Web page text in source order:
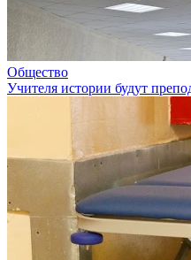
Общество
Учителя истории будут